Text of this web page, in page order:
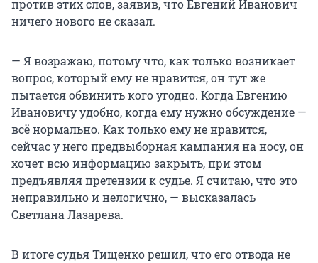
против этих слов, заявив, что Евгений Иванович
ничего нового не сказал.
— Я возражаю, потому что, как только возникает
вопрос, который ему не нравится, он тут же
пытается обвинить кого угодно. Когда Евгению
Ивановичу удобно, когда ему нужно обсуждение —
всё нормально. Как только ему не нравится,
сейчас у него предвыборная кампания на носу, он
хочет всю информацию закрыть, при этом
предъявляя претензии к судье. Я считаю, что это
неправильно и нелогично, — высказалась
Светлана Лазарева.
В итоге судья Тищенко решил, что его отвода не